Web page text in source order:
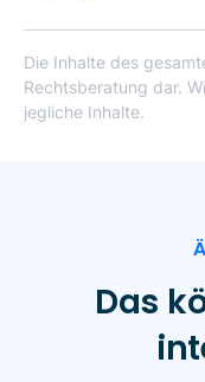
Die Inhalte des
Rechtsberatung dar.
jegliche Inhalte.
Das